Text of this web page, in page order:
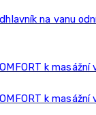
na vanu
k masážní
k masážní